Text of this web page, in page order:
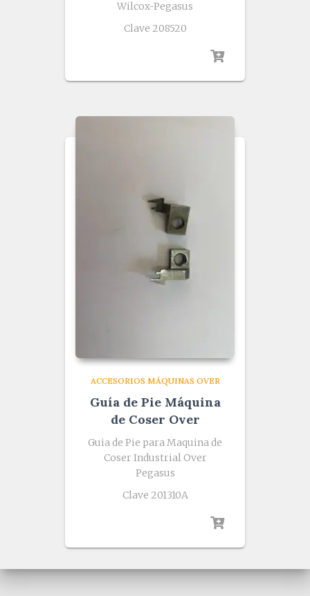
Wilcox-Pegasus
Clave 208520
ACCESORIOS MÁQUINAS OVER
Guía de Pie Máquina
de Coser Over
Guia de Pie para Maquina de
Coser Industrial Over
Pegasus
Clave 201310A